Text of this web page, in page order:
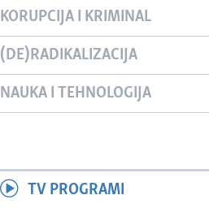
KORUPCIJA I KRIMINAL
(DE)RADIKALIZACIJA
NAUKA I TEHNOLOGIJA
TV PROGRAMI